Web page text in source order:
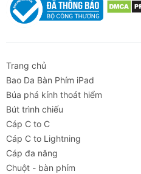
Trang chủ
Bao Da Bàn Phím iPad
Búa phá kính thoát hiểm
Bút trình chiếu
Cáp C to C
Cáp C to Lightning
Cáp đa năng
Chuột - bàn phím